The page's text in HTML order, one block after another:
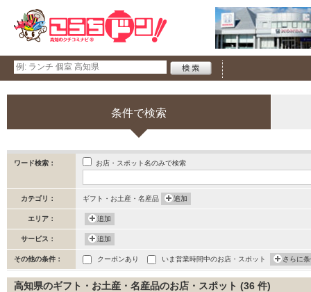
条件で検索
ワード検索： お店・スポット名のみで検索
カテゴリ： ギフト・お土産・名産品 追加
エリア： 追加
サービス： 追加
その他の条件： クーポンあり いま営業時間中のお店・スポット さらに
高知県のギフト・お土産・名産品のお店・スポット (36 件)